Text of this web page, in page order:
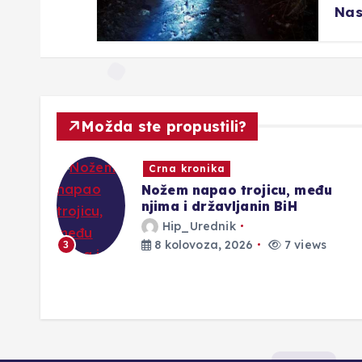
Možda ste propustili?
4
Novosti
Požar kod Konjica iz dalje izvan
kontrole
Hip_Urednik
8 kolovoza, 2026
3 views